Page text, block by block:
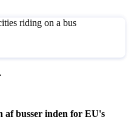
af busser inden for EU's